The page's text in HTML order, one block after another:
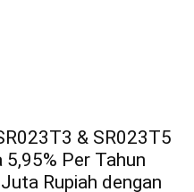
& SR023T5
5,95% Per Tahun
Rupiah dengan